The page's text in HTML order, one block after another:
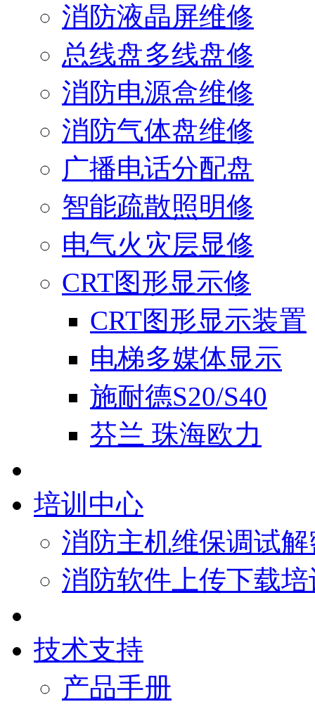
消防液晶屏维修
总线盘多线盘修
消防电源盒维修
消防气体盘维修
广播电话分配盘
智能疏散照明修
电气火灾层显修
CRT图形显示修
CRT图形显示装置
电梯多媒体显示
施耐德S20/S40
芬兰 珠海欧力
培训中心
消防主机维保调试解
消防软件上传下载培
技术支持
产品手册